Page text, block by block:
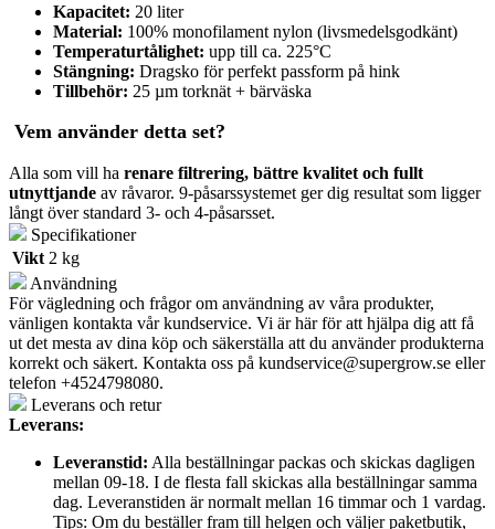
Kapacitet: 20 liter
Material: 100% monofilament nylon (livsmedelsgodkänt)
Temperaturtålighet: upp till ca. 225°C
Stängning: Dragsko för perfekt passform på hink
Tillbehör: 25 µm torknät + bärväska
Vem använder detta set?
Alla som vill ha renare filtrering, bättre kvalitet och fullt
utnyttjande av råvaror. 9-påsarssystemet ger dig resultat som ligger
långt över standard 3- och 4-påsarsset.
Specifikationer
Vikt 2 kg
Användning
För vägledning och frågor om användning av våra produkter,
vänligen kontakta vår kundservice. Vi är här för att hjälpa dig att få
ut det mesta av dina köp och säkerställa att du använder produkterna
korrekt och säkert. Kontakta oss på kundservice@supergrow.se eller
telefon +4524798080.
Leverans och retur
Leverans:
Leveranstid: Alla beställningar packas och skickas dagligen
mellan 09-18. I de flesta fall skickas alla beställningar samma
dag. Leveranstiden är normalt mellan 16 timmar och 1 vardag.
Tips: Om du beställer fram till helgen och väljer paketbutik,